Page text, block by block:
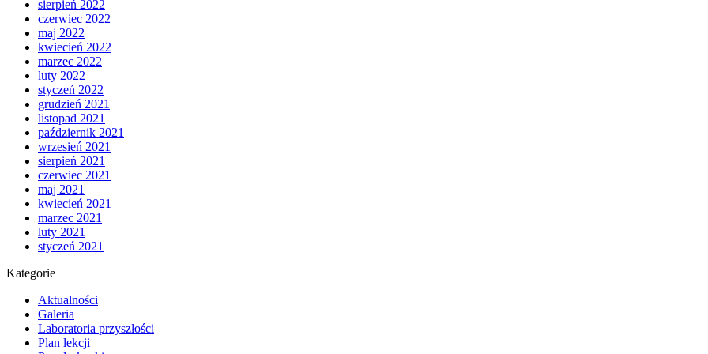
sierpień 2022
czerwiec 2022
maj 2022
kwiecień 2022
marzec 2022
luty 2022
styczeń 2022
grudzień 2021
listopad 2021
październik 2021
wrzesień 2021
sierpień 2021
czerwiec 2021
maj 2021
kwiecień 2021
marzec 2021
luty 2021
styczeń 2021
Kategorie
Aktualności
Galeria
Laboratoria przyszłości
Plan lekcji